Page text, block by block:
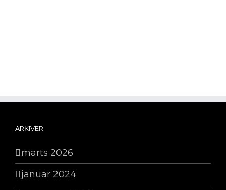
ARKIVER
marts 2026
januar 2024